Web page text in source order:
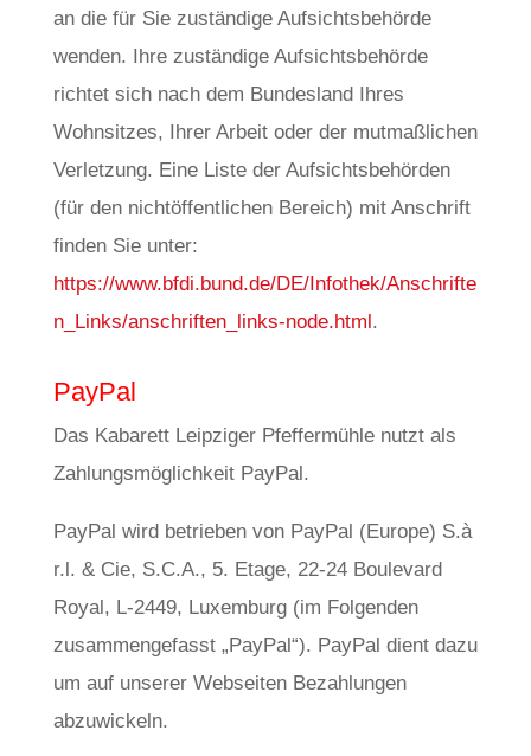
an die für Sie zuständige Aufsichtsbehörde
wenden. Ihre zuständige Aufsichtsbehörde
richtet sich nach dem Bundesland Ihres
Wohnsitzes, Ihrer Arbeit oder der mutmaßlichen
Verletzung. Eine Liste der Aufsichtsbehörden
(für den nichtöffentlichen Bereich) mit Anschrift
finden Sie unter:
https://www.bfdi.bund.de/DE/Infothek/Anschrifte
n_Links/anschriften_links-node.html.
PayPal
Das Kabarett Leipziger Pfeffermühle nutzt als
Zahlungsmöglichkeit PayPal.
PayPal wird betrieben von PayPal (Europe) S.à
r.l. & Cie, S.C.A., 5. Etage, 22-24 Boulevard
Royal, L-2449, Luxemburg (im Folgenden
zusammengefasst „PayPal“). PayPal dient dazu
um auf unserer Webseiten Bezahlungen
abzuwickeln.